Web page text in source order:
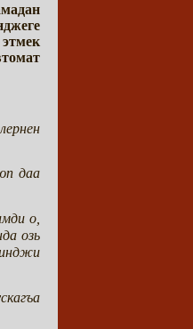
даа
о,
озь